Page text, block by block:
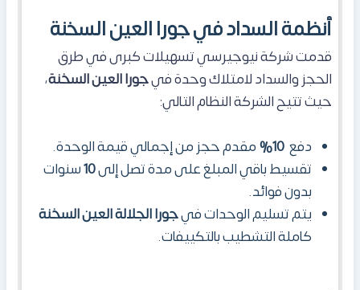
أنظمة السداد في جورا العين السخنة
قدمت شركة نيوجيرسي تسهيلات كبرى في طرق
الحجز والسداد لامتلاك وحدة فيجورا العين السخنة،
حيث تتيح الشركة النظام التالي:
دفع 10%
مقدم حجز من إجمالي قيمة الوحدة.
تقسيط باقي المبلغ على مدة تصل إلى10سنوات
بدون فوائد.
يتم تسليم الوحدات فيجورا الجلالة العين السخنة
كاملة التشطيب بالتكييفات.